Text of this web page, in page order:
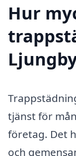
Hur
tjänst för
företag. Det
och